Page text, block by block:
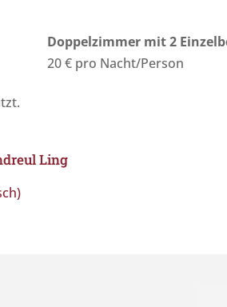
Doppelzimmer mit 2
20 € pro Nacht/Person
Ling